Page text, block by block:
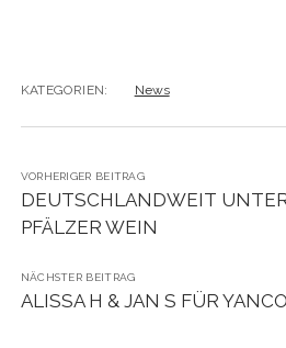
KATEGORIEN: News
VORHERIGER BEITRAG
DEUTSCHLANDWEIT
PFÄLZER WEIN
NÄCHSTER BEITRAG
ALISSA H & JAN S FÜR